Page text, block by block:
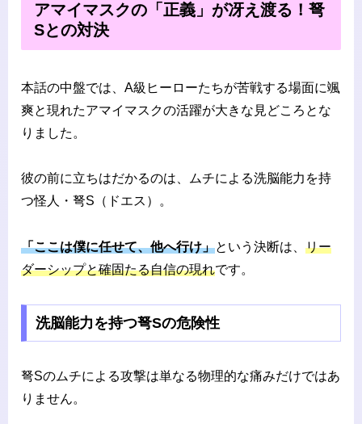
アマイマスクの「正義」が冴え渡る！弩
Sとの対決
本話の中盤では、A級ヒーローたちが苦戦する場面に颯
爽と現れたアマイマスクの活躍が大きな見どころとな
りました。
彼の前に立ちはだかるのは、ムチによる洗脳能力を持
つ怪人・弩S（ドエス）。
「ここは僕に任せて、他へ行け」という決断は、 リー
ダーシップと確固たる自信の現れです。
洗脳能力を持つ弩Sの危険性
弩Sのムチによる攻撃は単なる物理的な痛みだけではあ
りません。